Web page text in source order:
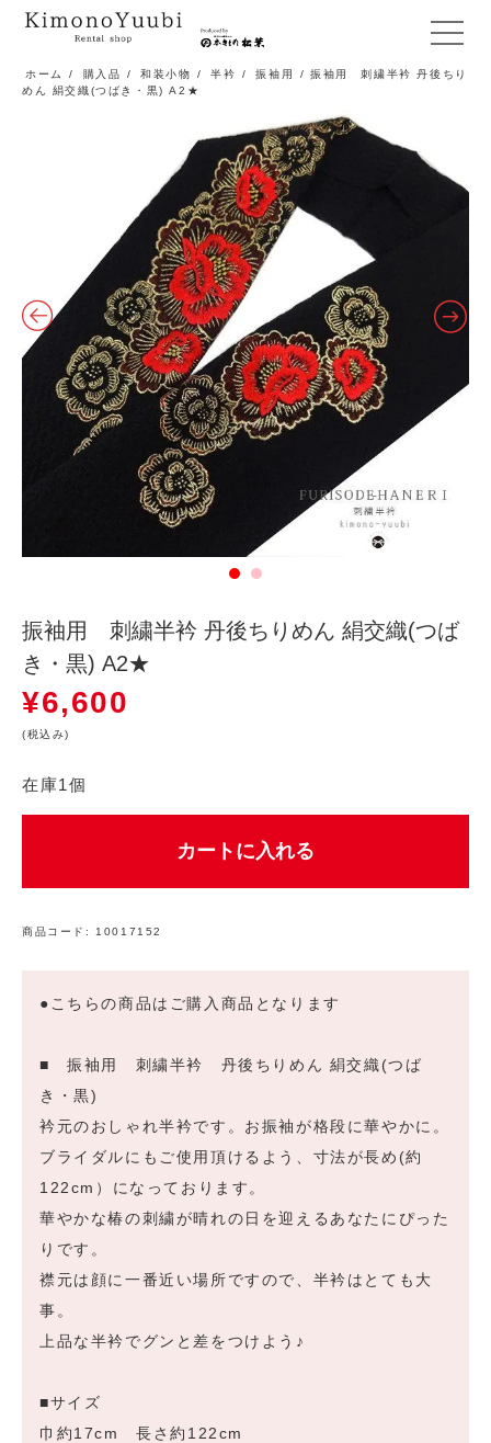
メ
ニ
閉
ホーム / 購入品 / 和装小物 / 半衿 / 振袖用
/ 振袖用 刺繍半衿 丹後ちり
めん 絹交織(つばき・黒) A2★
振袖用 刺繍半衿 丹後ちりめん 絹交織(つば
き・黒) A2★
¥6,600
(税込み)
在庫1個
カートに入れる
商品コード: 10017152
●こちらの商品はご購入商品となります
■ 振袖用 刺繍半衿 丹後ちりめん 絹交織(つば
き・黒)
衿元のおしゃれ半衿です。お振袖が格段に華やかに。
ブライダルにもご使用頂けるよう、寸法が長め(約
122cm）になっております。
華やかな椿の刺繍が晴れの日を迎えるあなたにぴった
りです。
襟元は顔に一番近い場所ですので、半衿はとても大
事。
上品な半衿でグンと差をつけよう♪
■サイズ
巾約17cm 長さ約122cm